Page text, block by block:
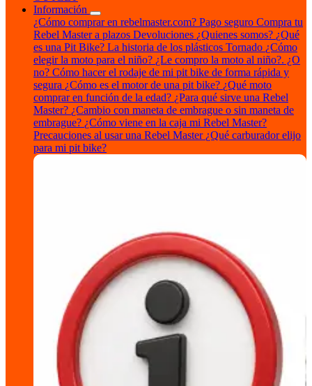
Información
¿Cómo comprar en rebelmaster.com? Pago seguro Compra tu
Rebel Master a plazos Devoluciones ¿Quienes somos? ¿Qué
es una Pit Bike? La historia de los plásticos Tornado ¿Cómo
elegir la moto para el niño? ¿Le compro la moto al niño?. ¿O
no? Cómo hacer el rodaje de mi pit bike de forma rápida y
segura ¿Cómo es el motor de una pit bike? ¿Qué moto
comprar en función de la edad? ¿Para qué sirve una Rebel
Master? ¿Cambio con maneta de embrague o sin maneta de
embrague? ¿Cómo viene en la caja mi Rebel Master?
Precauciones al usar una Rebel Master ¿Qué carburador elijo
para mi pit bike?